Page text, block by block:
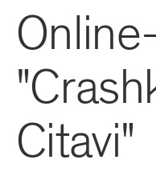
Citavi"